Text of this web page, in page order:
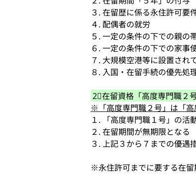
３. 在留歴に係る永住許可要
４. 配偶者の就労
５. 一定の条件の下での親の
６. 一定の条件の下での家事
７. 大規模空港等に設置され
８. 入国・在留手続の優先処
2⃣在留資格「高度専門職２
※「高度専門職２号」は「
１. 「高度専門職１号」の活
２. 在留期間が無期限となる
３. 上記３から７までの優遇
※永住許可までに要する在留